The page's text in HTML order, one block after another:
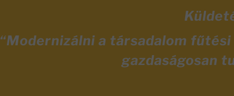
“Modernizálni a társadalom
gazdaságosan